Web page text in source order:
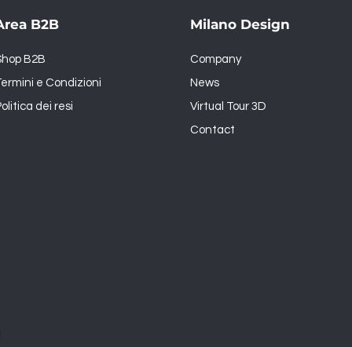
B2B
B2B
e Condizioni
dei resi
Milano Design
Company
News
Virtual Tour 3D
Contact